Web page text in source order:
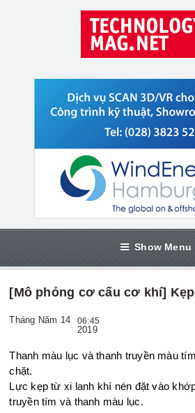
Show Menu
[Mô phỏng cơ cấu cơ khí]
Tháng Năm 14 06:45
2019
Thanh màu lục và thanh truyền màu tím chập lên nhau lúc kẹp
chặt.
Lực kẹp từ xi lanh khí nén đặt vào
truyền tím và thanh màu lục.